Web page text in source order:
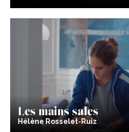
Les mains sales
Hélène Rosselet-Ruiz